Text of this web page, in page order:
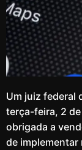
Um juiz federal
terça-feira, 2
obrigada a
de